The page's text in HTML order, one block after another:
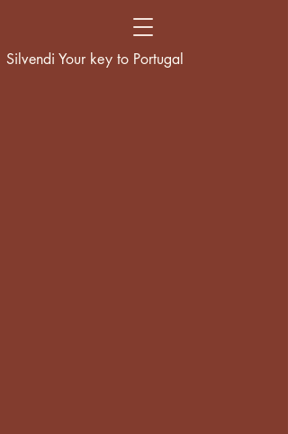
Silvendi Your key to Portugal